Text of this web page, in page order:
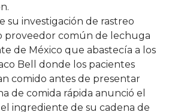
su investigación de rastreo
proveedor común de lechuga
de México que abastecía a los
Bell donde los pacientes
comido antes de presentar
de comida rápida anunció el
ingrediente de su cadena de